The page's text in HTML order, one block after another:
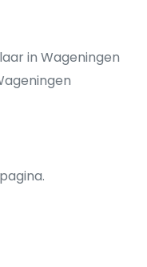
in Wageningen